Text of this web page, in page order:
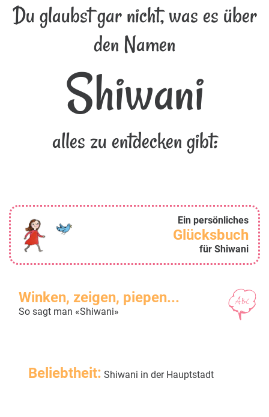
Du glaubst gar nicht, was es über
den Namen
Shiwani
alles zu entdecken gibt:
Ein persönliches
Glücksbuch
für Shiwani
Winken, zeigen, piepen...
So sagt man «Shiwani»
Beliebtheit: Shiwani in der Hauptstadt